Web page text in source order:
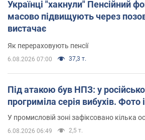
Українці "хакнули" Пенсійний
масово підвищують через
вистачає
Як перераховують пенсії
6.08.2026 07:00 37,3 т.
Під атакою був НПЗ: у
прогриміла серія вибухів. Фото
У промисловій зоні зафіксовано кілька
6.08.2026 06:49 2,5 т.